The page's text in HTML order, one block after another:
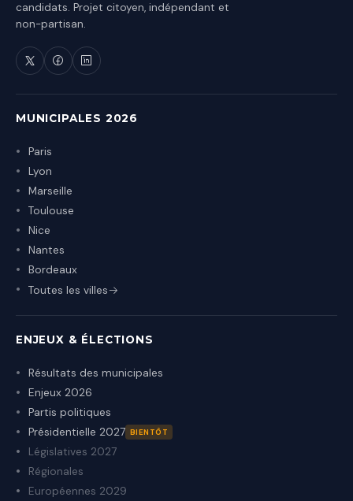
candidats. Projet citoyen, indépendant et
non-partisan.
MUNICIPALES 2026
Paris
Lyon
Marseille
Toulouse
Nice
Nantes
Bordeaux
Toutes les villes
ENJEUX & ÉLECTIONS
Résultats des municipales
Enjeux 2026
Partis politiques
Présidentielle 2027 BIENTÔT
Législatives 2027
Régionales
Européennes 2029